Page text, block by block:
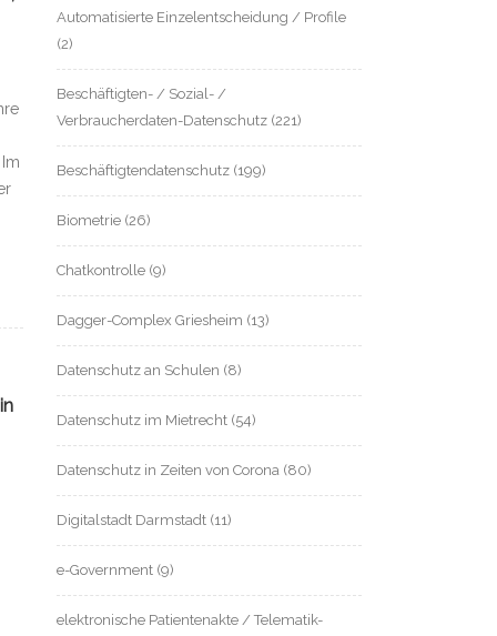
Automatisierte Einzelentscheidung / Profile
(2)
Beschäftigten- / Sozial- /
Verbraucherdaten-Datenschutz (221)
Beschäftigtendatenschutz (199)
Biometrie (26)
Chatkontrolle (9)
Dagger-Complex Griesheim (13)
Datenschutz an Schulen (8)
Datenschutz im Mietrecht (54)
Datenschutz in Zeiten von Corona (80)
Digitalstadt Darmstadt (11)
e-Government (9)
elektronische Patientenakte / Telematik-